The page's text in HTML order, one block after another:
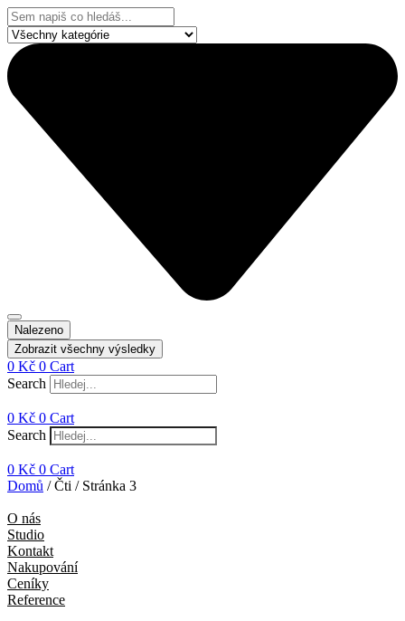
Přejít
k
obsahu
Search
...
Nalezeno
Zobrazit všechny výsledky
0 Kč 0 Cart
Search
0 Kč 0 Cart
Search
0 Kč 0 Cart
Domů / Čti / Stránka 3
O nás
Studio
Kontakt
Nakupování
Ceníky
Reference